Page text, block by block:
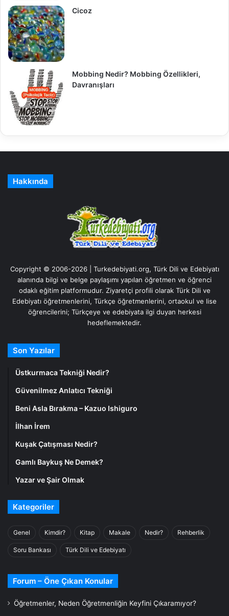
Cicoz
Mobbing Nedir? Mobbing Özellikleri,
Davranışları
Hakkında
Copyright © 2006-2026 | Turkedebiyati.org, Türk Dili ve Edebiyatı
alanında bilgi ve belge paylaşımı yapılan öğretmen ve öğrenci
odaklı eğitim platformudur. Ziyaretçi profili olarak Türk Dili ve
Edebiyatı öğretmenlerini, Türkçe öğretmenlerini, ortaokul ve lise
öğrencilerini; Türkçeye ve edebiyata ilgi duyan herkesi
hedeflemektedir.
Son Yazılar
Üstkurmaca Tekniği Nedir?
Güvenilmez Anlatıcı Tekniği
Beni Asla Bırakma – Kazuo Ishiguro
İlhan İrem
Kuşak Çatışması Nedir?
Gamlı Baykuş Ne Demek?
Yazar ve Şair Olmak
Kategoriler
Genel Kimdir? Kitap Makale Nedir? Rehberlik
Soru Bankası Türk Dili ve Edebiyatı
Forum – Öne Çıkan Konular
Öğretmenler, Neden Öğretmenliğin Keyfini Çıkaramıyor?